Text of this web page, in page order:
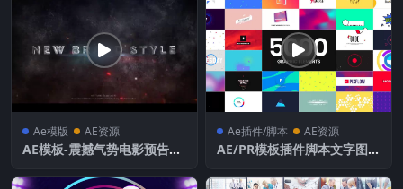
Ae模版 AE资源
AE模板-震撼气势电影预告片
Ae插件/脚本 AE资源
AE/PR模板插件脚本文字图形
5000+